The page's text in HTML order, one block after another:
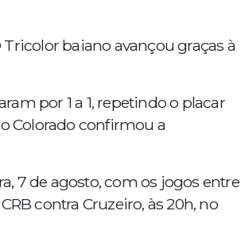
baiano avançou graças à
por 1 a 1, repetindo o placar
Colorado confirmou a
7 de agosto, com os jogos entre
contra Cruzeiro, às 20h, no